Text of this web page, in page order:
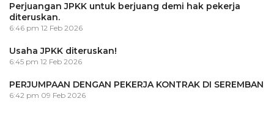
Perjuangan JPKK untuk berjuang demi hak pekerja
diteruskan.
6:46 pm 12 Feb 2026
Usaha JPKK diteruskan!
6:45 pm 12 Feb 2026
PERJUMPAAN DENGAN PEKERJA KONTRAK DI SEREMBAN
6:42 pm 09 Feb 2026